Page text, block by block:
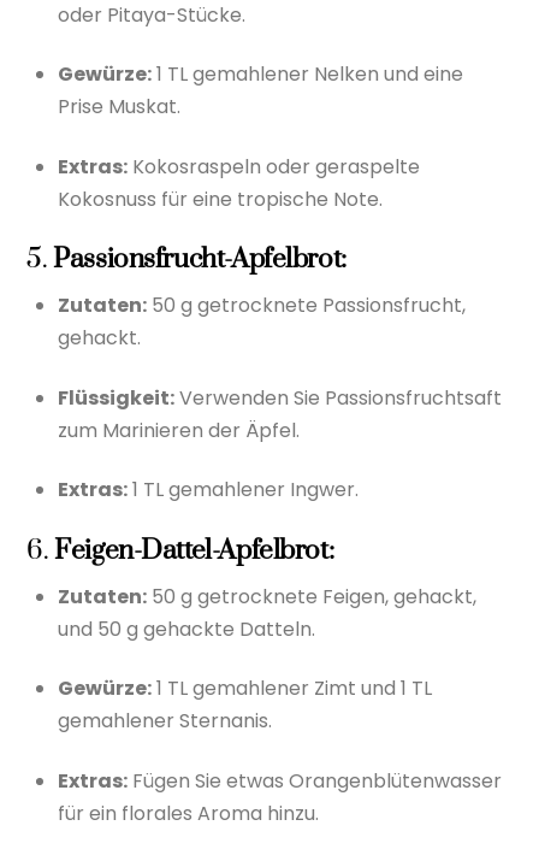
oder Pitaya-Stücke.
Gewürze:1 TL gemahlener Nelken und eine
Prise Muskat.
Extras: Kokosraspeln oder geraspelte
Kokosnuss für eine tropische Note.
5.Passionsfrucht-Apfelbrot:
Zutaten: 50 g getrocknete Passionsfrucht,
gehackt.
Flüssigkeit:Verwenden Sie Passionsfruchtsaft
zum Marinieren der Äpfel.
Extras:1 TL gemahlener Ingwer.
6.Feigen-Dattel-Apfelbrot:
Zutaten: 50 g getrocknete Feigen, gehackt,
und 50 g gehackte Datteln.
Gewürze:1 TL gemahlener Zimt und 1 TL
gemahlener Sternanis.
Extras: Fügen Sie etwas Orangenblütenwasser
für ein florales Aroma hinzu.